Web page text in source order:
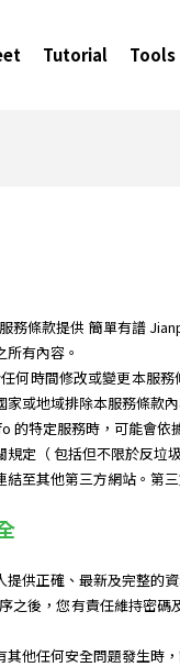
Tutorial Tools
務條款提供 簡單有譜
有內容。
何時間修改或變更本服
或地域排除本服務條款
的特定服務時，可能會
定（ 包括但不限於反垃
至其他第三方網站。第
供正確、最新及完整的
之後，您有責任維持密
他任何安全問題發生時